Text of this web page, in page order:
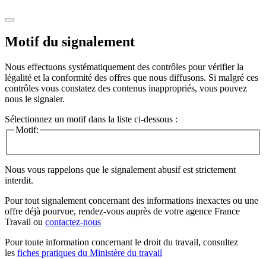
Motif du signalement
Nous effectuons systématiquement des contrôles pour vérifier la
légalité et la conformité des offres que nous diffusons. Si malgré ces
contrôles vous constatez des contenus inappropriés, vous pouvez
nous le signaler.
Sélectionnez un motif dans la liste ci-dessous :
Motif:
Nous vous rappelons que le signalement abusif est strictement
interdit.
Pour tout signalement concernant des informations inexactes ou une
offre déjà pourvue, rendez-vous auprès de votre agence France
Travail ou contactez-nous
Pour toute information concernant le droit du travail, consultez
les fiches pratiques du Ministère du travail